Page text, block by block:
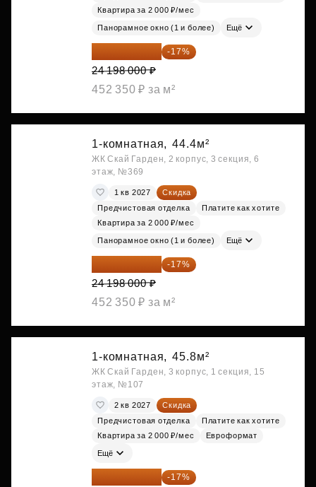
Квартира за 2 000 ₽/мес
Панорамное окно (1 и более) Ещё
20 084 340 ₽ -17%
24 198 000 ₽
452 350 ₽ за м²
1-комнатная, 44.4м²
ЖК Скай Гарден, 2 корпус, 3 секция, 6
этаж, №369
1 кв 2027
Скидка
Предчистовая отделка
Платите как хотите
Квартира за 2 000 ₽/мес
Панорамное окно (1 и более) Ещё
20 084 340 ₽ -17%
24 198 000 ₽
452 350 ₽ за м²
1-комнатная, 45.8м²
ЖК Скай Гарден, 3 корпус, 1 секция, 15
этаж, №107
2 кв 2027
Скидка
Предчистовая отделка
Платите как хотите
Квартира за 2 000 ₽/мес
Евроформат
Ещё
20 090 399 ₽ -17%